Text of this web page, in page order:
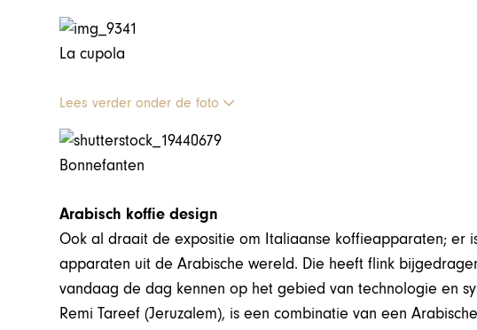
La cupola
Lees verder onder de foto
Bonnefanten
Arabisch koffie design
Ook al draait de expositie om Italiaanse koffieapparaten; er
apparaten uit de Arabische wereld. Die heeft flink
vandaag de dag kennen op het gebied van technologie en
Remi Tareef (Jeruzalem), is een combinatie van een